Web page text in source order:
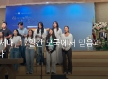
대, 17일간 모국에서 믿음과